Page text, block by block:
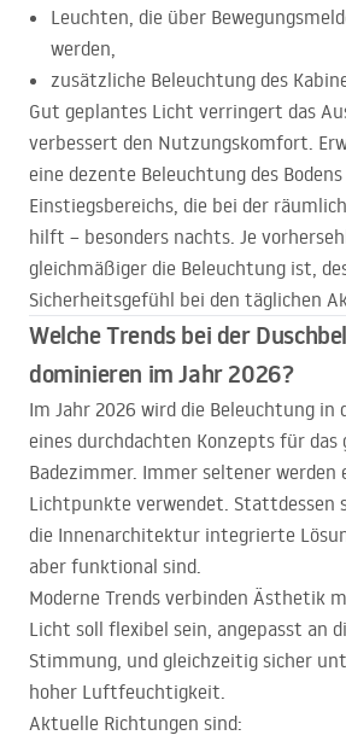
Leuchten, die über
werden,
zusätzliche Beleuchtung des
Gut geplantes Licht verringert das
verbessert den Nutzungskomfort.
eine dezente Beleuchtung des Bodens
Einstiegsbereichs, die bei der
hilft – besonders nachts. Je
gleichmäßiger die Beleuchtung ist,
Sicherheitsgefühl bei den täglichen
Welche Trends bei der
dominieren im Jahr 2026?
Im Jahr 2026 wird die Beleuchtung in
eines durchdachten Konzepts für das
Badezimmer. Immer seltener werden
Lichtpunkte verwendet. Stattdessen
die Innenarchitektur integrierte
aber funktional sind.
Moderne Trends verbinden Ästhetik
Licht soll flexibel sein, angepasst an
Stimmung, und gleichzeitig sicher
hoher Luftfeuchtigkeit.
Aktuelle Richtungen sind: